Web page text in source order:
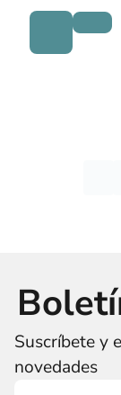
Suscríbete y
novedades